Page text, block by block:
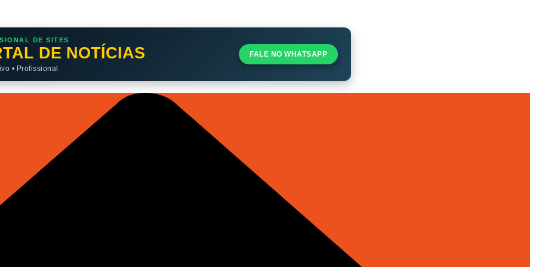
DE SITES
DE NOTÍCIAS
• Profissional
FALE NO WHATSAPP